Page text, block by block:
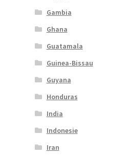
Gambia
Ghana
Guatamala
Guinea-Bissau
Guyana
Honduras
India
Indonesie
Iran